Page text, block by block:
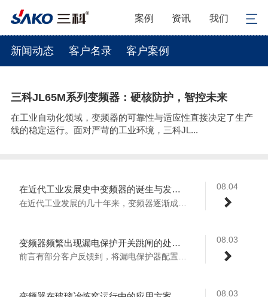
案例 资讯 我们
新闻动态 客户名录 客户案例
三科JL65M系列变频器：硬核防护，智控未来
在工业自动化领域，变频器的可靠性与适应性直接决定了生产
线的稳定运行。面对严苛的工业环境，三科JL...
08.04
在近代工业发展史中变频器的诞生与发展历程
在近代工业发展的几十年来，变频器逐渐成为...
08.03
变频器频繁出现漏电保护开关跳闸的处理方案
08.03